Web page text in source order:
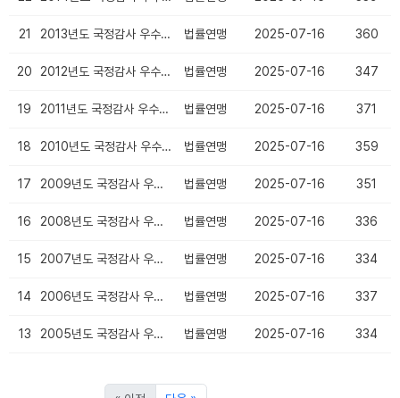
21 2013년도 국정감사 우수의원 법률연맹 2025-07-16 360
20 2012년도 국정감사 우수의원 법률연맹 2025-07-16 347
19 2011년도 국정감사 우수의원 법률연맹 2025-07-16 371
18 2010년도 국정감사 우수의원 법률연맹 2025-07-16 359
17 2009년도 국정감사 우수의원 법률연맹 2025-07-16 351
16 2008년도 국정감사 우수의원 법률연맹 2025-07-16 336
15 2007년도 국정감사 우수의원 법률연맹 2025-07-16 334
14 2006년도 국정감사 우수의원 법률연맹 2025-07-16 337
13 2005년도 국정감사 우수의원 법률연맹 2025-07-16 334